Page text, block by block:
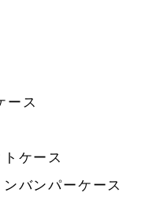
ース
ケース
バンパーケース